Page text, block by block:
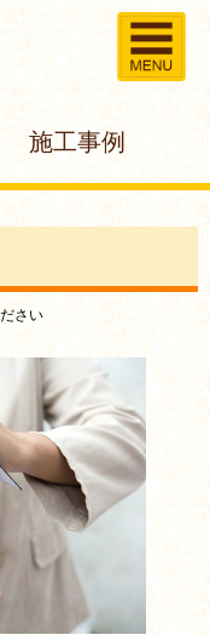
施工事例
さい